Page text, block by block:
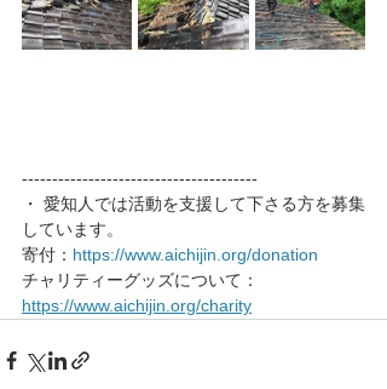
---------------------------------------
・ 愛知人では活動を支援して下さる方を募集
しています。
寄付： https://www.aichijin.org/donation
チャリティーグッズについて：
https://www.aichijin.org/charity